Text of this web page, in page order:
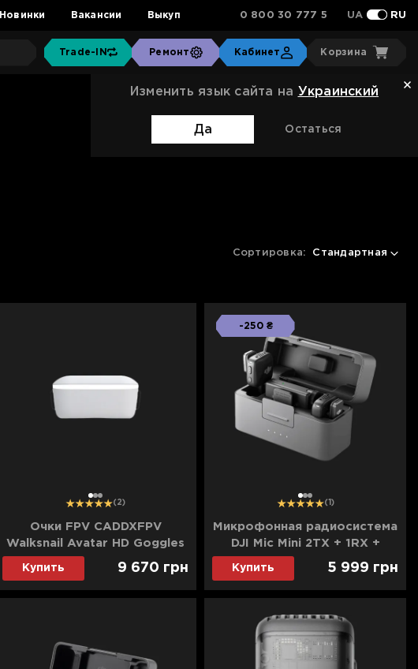
Новинки Вакансии Выкуп 0 800 30 777 5 UA RU
Trade-IN Ремонт Кабинет Корзина
Изменить язык сайта на Украинский
Да Остаться
Сортировка: Стандартная
12 3 (2)
Очки FPV CADDXFPV
Walksnail Avatar HD Goggles
L (WN02-FP004)
Купить 9 670 грн
12 3
-250 ₴
(1)
Микрофонная радиосистема
DJI Mic Mini 2TX + 1RX +
Charging Case
(CP.RN.00000433.01)
Купить 5 999 грн